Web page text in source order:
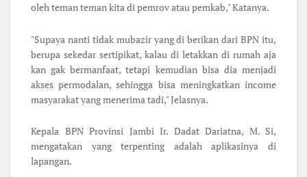
oleh teman teman kita di pemrov atau pemkab," Katanya.
"Supaya nanti tidak mubazir yang di berikan dari BPN itu,
berupa sekedar sertipikat, kalau di letakkan di rumah aja
kan gak bermanfaat, tetapi kemudian bisa dia menjadi
akses permodalan, sehingga bisa meningkatkan income
masyarakat yang menerima tadi," Jelasnya.
Kepala BPN Provinsi Jambi Ir. Dadat Dariatna, M. Si,
mengatakan yang terpenting adalah aplikasinya di
lapangan.